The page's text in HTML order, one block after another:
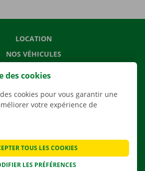
LOCATION
NOS VÉHICULES
APPLI
CONTACTEZ NOUS
des cookies
cookies pour vous garantir une
votre expérience de
LES PRÉFÉRENCES
TOUS LES COOKIES